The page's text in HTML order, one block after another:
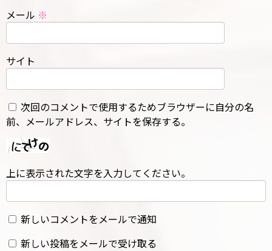
メール ※
サイト
次回のコメントで使用するためブラウザーに自分の名
前、メールアドレス、サイトを保存する。
上に表示された文字を入力してください。
新しいコメントをメールで通知
新しい投稿をメールで受け取る